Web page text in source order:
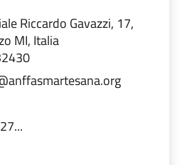
Riccardo Gavazzi, 17,
MI, Italia